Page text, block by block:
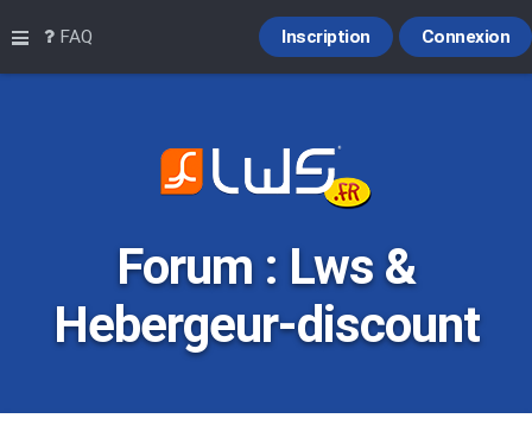
Raccourcis
FAQ Connexion
Inscription
Forum : Lws &
Hebergeur-discount